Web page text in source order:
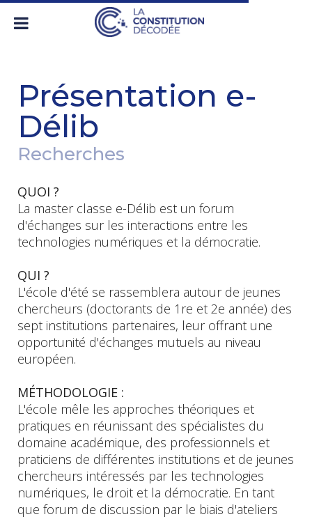
Présentation e-
Délib
Recherches
QUOI ?
La master classe e-Délib est un forum
d'échanges sur les interactions entre les
technologies numériques et la démocratie.
QUI ?
L'école d'été se rassemblera autour de jeunes
chercheurs (doctorants de 1re et 2e année) des
sept institutions partenaires, leur offrant une
opportunité d'échanges mutuels au niveau
européen.
MÉTHODOLOGIE :
L'école mêle les approches théoriques et
pratiques en réunissant des spécialistes du
domaine académique, des professionnels et
praticiens de différentes institutions et de jeunes
chercheurs intéressés par les technologies
numériques, le droit et la démocratie. En tant
que forum de discussion par le biais d'ateliers